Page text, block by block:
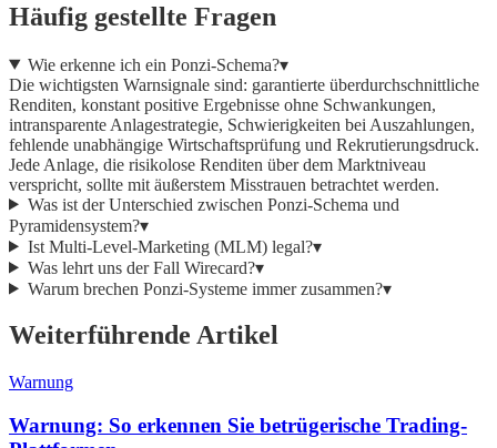
Häufig gestellte Fragen
Wie erkenne ich ein Ponzi-Schema?▾
Die wichtigsten Warnsignale sind: garantierte überdurchschnittliche
Renditen, konstant positive Ergebnisse ohne Schwankungen,
intransparente Anlagestrategie, Schwierigkeiten bei Auszahlungen,
fehlende unabhängige Wirtschaftsprüfung und Rekrutierungsdruck.
Jede Anlage, die risikolose Renditen über dem Marktniveau
verspricht, sollte mit äußerstem Misstrauen betrachtet werden.
Was ist der Unterschied zwischen Ponzi-Schema und
Pyramidensystem?▾
Ist Multi-Level-Marketing (MLM) legal?▾
Was lehrt uns der Fall Wirecard?▾
Warum brechen Ponzi-Systeme immer zusammen?▾
Weiterführende Artikel
Warnung
Warnung: So erkennen Sie betrügerische Trading-